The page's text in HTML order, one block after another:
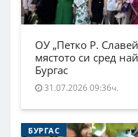
ОУ „Петко Р.
мястото си сред
Бургас
31.07.2026 09:36ч.
БУРГАС